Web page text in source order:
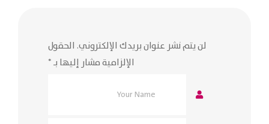
لن يتم نشر عنوان بريدك الإلكتروني. الحقول
الإلزامية مشار إليها بـ*